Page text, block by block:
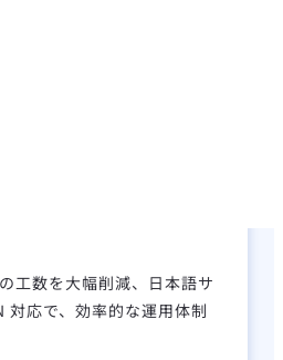
工数を大幅削減、日本語サ
対応で、効率的な運用体制